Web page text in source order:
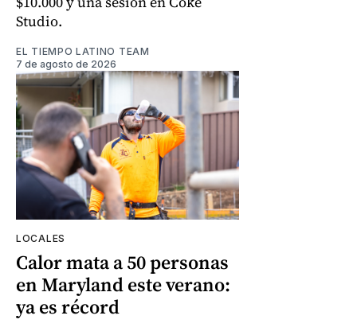
Studio.
EL TIEMPO LATINO TEAM
7 de agosto de 2026
LOCALES
Calor mata a 50 personas
en Maryland este verano:
ya es récord